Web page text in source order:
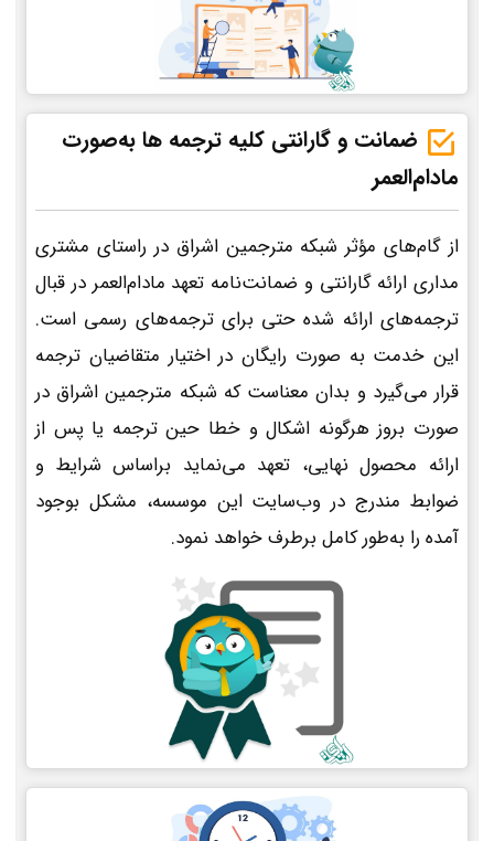
ضمانت و گارانتی کلیه ترجمه ها به‌صورت
مادام‌العمر
از گام‌های مؤثر شبکه مترجمین اشراق در راستای مشتری
مداری ارائه گارانتی و ضمانت‌نامه تعهد مادام‌العمر در قبال
ترجمه‌های ارائه شده حتی برای ترجمه‌های رسمی است.
این خدمت به صورت رایگان در اختیار متقاضیان ترجمه
قرار می‌گیرد و بدان معناست که شبکه مترجمین اشراق در
صورت بروز هرگونه اشکال و خطا حین ترجمه یا پس از
ارائه محصول نهایی، تعهد می‌نماید براساس شرایط و
ضوابط مندرج در وب‌سایت این موسسه، مشکل بوجود
آمده را به‌طور کامل برطرف خواهد نمود.